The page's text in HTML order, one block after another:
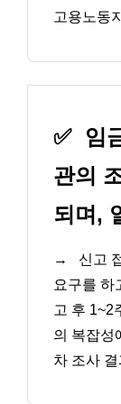
고용노동
✅
임
관의
되며,
→
신고
요구를 하
고 후 1~2
의 복잡성
차 조사